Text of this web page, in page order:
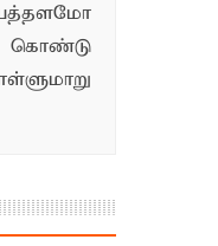
கொண்டு